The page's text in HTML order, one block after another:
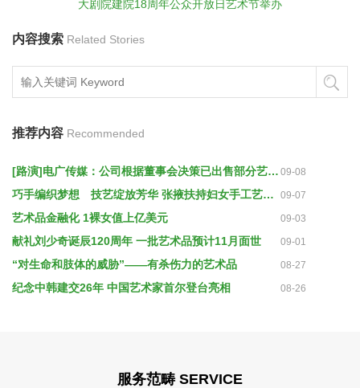
大剧院建院18周年公众开放日艺术节举办
内容搜索 Related Stories
推荐内容 Recommended
[路演]电广传媒：公司根据董事会决策已出售部分艺术品 09-08
巧手编织梦想 技艺绽放芳华 张掖扶持妇女手工艺品发展 09-07
艺术品金融化 1裸女值上亿美元 09-03
献礼刘少奇诞辰120周年 一批艺术品预计11月面世 09-01
“对生命和肢体的威胁”——有杀伤力的艺术品 08-27
纪念中韩建交26年 中国艺术家首尔登台亮相 08-26
服务范畴 SERVICE